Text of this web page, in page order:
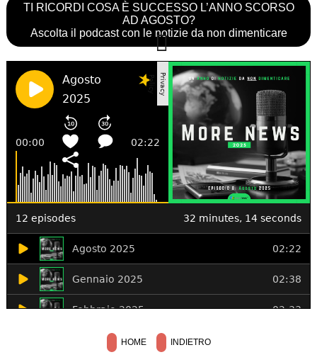
TI RICORDI COSA È SUCCESSO L’ANNO SCORSO
AD AGOSTO?
Ascolta il podcast con le notizie da non dimenticare
HOME INDIETRO